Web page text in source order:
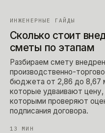
ИНЖЕНЕРНЫЕ ГАЙДЫ
Сколько стоит
сметы по этапам
Разбираем смету
производственно-
бюджета от 2,86 до 8,67
которые удваивают
которыми проверяют
подписания договора.
13 МИН